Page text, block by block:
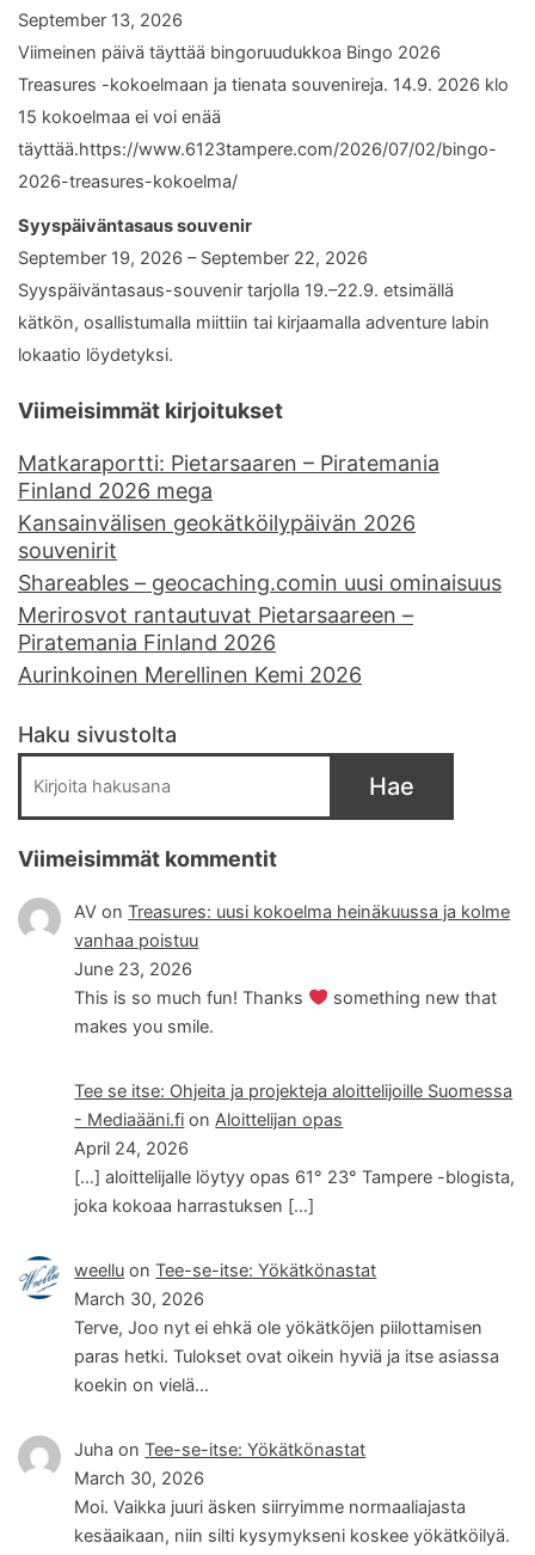
September 13, 2026
Viimeinen päivä täyttää bingoruudukkoa Bingo 2026
Treasures -kokoelmaan ja tienata souvenireja. 14.9. 2026 klo
15 kokoelmaa ei voi enää
täyttää.https://www.6123tampere.com/2026/07/02/bingo-
2026-treasures-kokoelma/
Syyspäiväntasaus souvenir
September 19, 2026 – September 22, 2026
Syyspäiväntasaus-souvenir tarjolla 19.–22.9. etsimällä
kätkön, osallistumalla miittiin tai kirjaamalla adventure labin
lokaatio löydetyksi.
Viimeisimmät kirjoitukset
Matkaraportti: Pietarsaaren – Piratemania
Finland 2026 mega
Kansainvälisen geokätköilypäivän 2026
souvenirit
Shareables – geocaching.comin uusi ominaisuus
Merirosvot rantautuvat Pietarsaareen –
Piratemania Finland 2026
Aurinkoinen Merellinen Kemi 2026
Haku sivustolta
Hae
Viimeisimmät kommentit
AV onTreasures: uusi kokoelma heinäkuussa ja kolme
vanhaa poistuu
June 23, 2026
This is so much fun! Thanks
something new that
makes you smile.
Tee se itse: Ohjeita ja projekteja aloittelijoille Suomessa
- Mediaääni.fi onAloittelijan opas
April 24, 2026
[…] aloittelijalle löytyy opas 61° 23° Tampere -blogista,
joka kokoaa harrastuksen […]
weellu onTee-se-itse: Yökätkönastat
March 30, 2026
Terve, Joo nyt ei ehkä ole yökätköjen piilottamisen
paras hetki. Tulokset ovat oikein hyviä ja itse asiassa
koekin on vielä…
Juha onTee-se-itse: Yökätkönastat
March 30, 2026
Moi. Vaikka juuri äsken siirryimme normaaliajasta
kesäaikaan, niin silti kysymykseni koskee yökätköilyä.